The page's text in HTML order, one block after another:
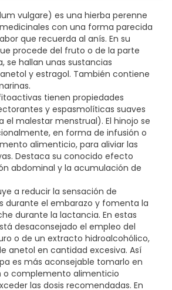
5:1 (Coriandrum sativum)
Megaflora 1.0×109 UFC/g.
vulgare) es una hierba perenne
con una forma parecida
que recuerda al anís. En su
procede del fruto o de la parte
se hallan unas sustancias
y estragol. También contiene
tienen propiedades
y espasmolíticas suaves
el malestar menstrual). El hinojo se
en forma de infusión o
alimenticio, para aliviar las
Destaca su conocido efecto
abdominal y la acumulación de
a reducir la sensación de
durante el embarazo y fomenta la
durante la lactancia. En estas
desaconsejado el empleo del
o de un extracto hidroalcohólico,
anetol en cantidad excesiva. Así
es más aconsejable tomarlo en
o complemento alimenticio
las dosis recomendadas. En